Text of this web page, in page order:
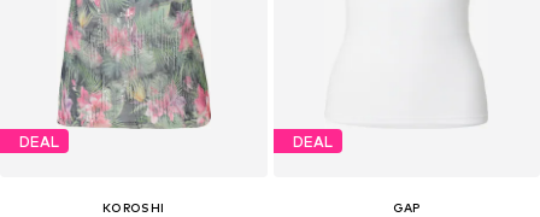
DEAL
KOROSHI
DEAL
GAP